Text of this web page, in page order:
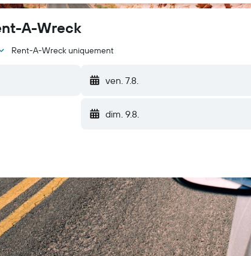
A-Wreck
Rent-A-Wreck uniquement
ven. 7.8.
dim. 9.8.